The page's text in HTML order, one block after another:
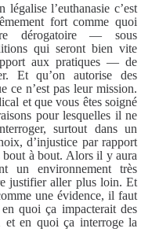
légalise l’euthanasie c’est
fort comme quoi
dérogatoire — sous
qui seront bien vite
aux pratiques — de
Et qu’on autorise des
ce n’est pas leur mission.
et que vous êtes soigné
pour lesquelles il ne
surtout dans un
d’injustice par rapport
bout à bout. Alors il y aura
un environnement très
justifier aller plus loin. Et
une évidence, il faut
quoi ça impacterait des
et en quoi ça interroge la